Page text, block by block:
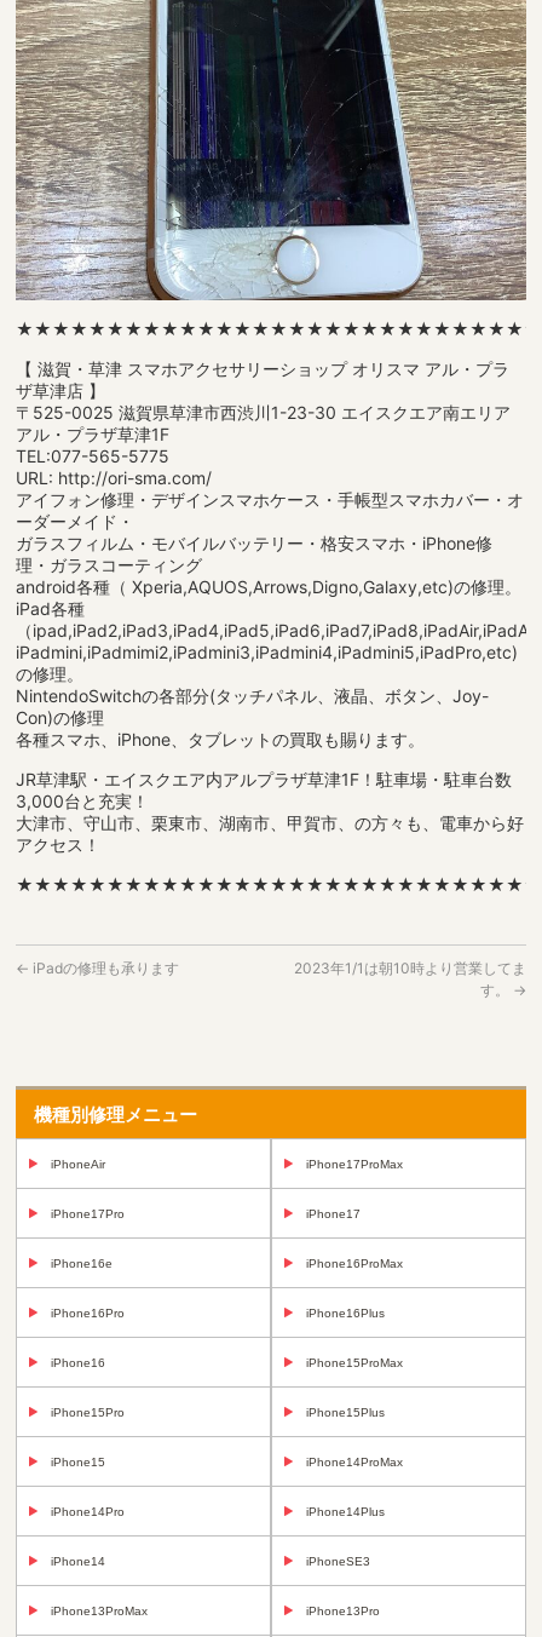
【 滋賀・草津 スマホアクセサリーショップ オリスマ アル・プラ
ザ草津店 】
〒525-0025 滋賀県草津市西渋川1-23-30 エイスクエア南エリア
アル・プラザ草津1F
TEL:077-565-5775
URL: http://ori-sma.com/
アイフォン修理・デザインスマホケース・手帳型スマホカバー・オ
ーダーメイド・
ガラスフィルム・モバイルバッテリー・格安スマホ・iPhone修
理・ガラスコーティング
android各種（ Xperia,AQUOS,Arrows,Digno,Galaxy,etc)の修理。
iPad各種
（
iPadmini,iPadmimi2,iPadmini3,iPadmini4,iPadmini5,iPadPro,etc)
の修理。
NintendoSwitchの各部分(タッチパネル、液晶、ボタン、Joy-
Con)の修理
各種スマホ、iPhone、タブレットの買取も賜ります。
JR草津駅・エイスクエア内アルプラザ草津1F！駐車場・駐車台数
3,000台と充実！
大津市、守山市、栗東市、湖南市、甲賀市、の方々も、電車から好
アクセス！
← iPadの修理も承ります
2023年1/1は朝10時より営業してま
す。 →
機種別修理メニュー
iPhoneAir iPhone17ProMax
iPhone17Pro iPhone17
iPhone16e iPhone16ProMax
iPhone16Pro iPhone16Plus
iPhone16 iPhone15ProMax
iPhone15Pro iPhone15Plus
iPhone15 iPhone14ProMax
iPhone14Pro iPhone14Plus
iPhone14 iPhoneSE3
iPhone13ProMax iPhone13Pro